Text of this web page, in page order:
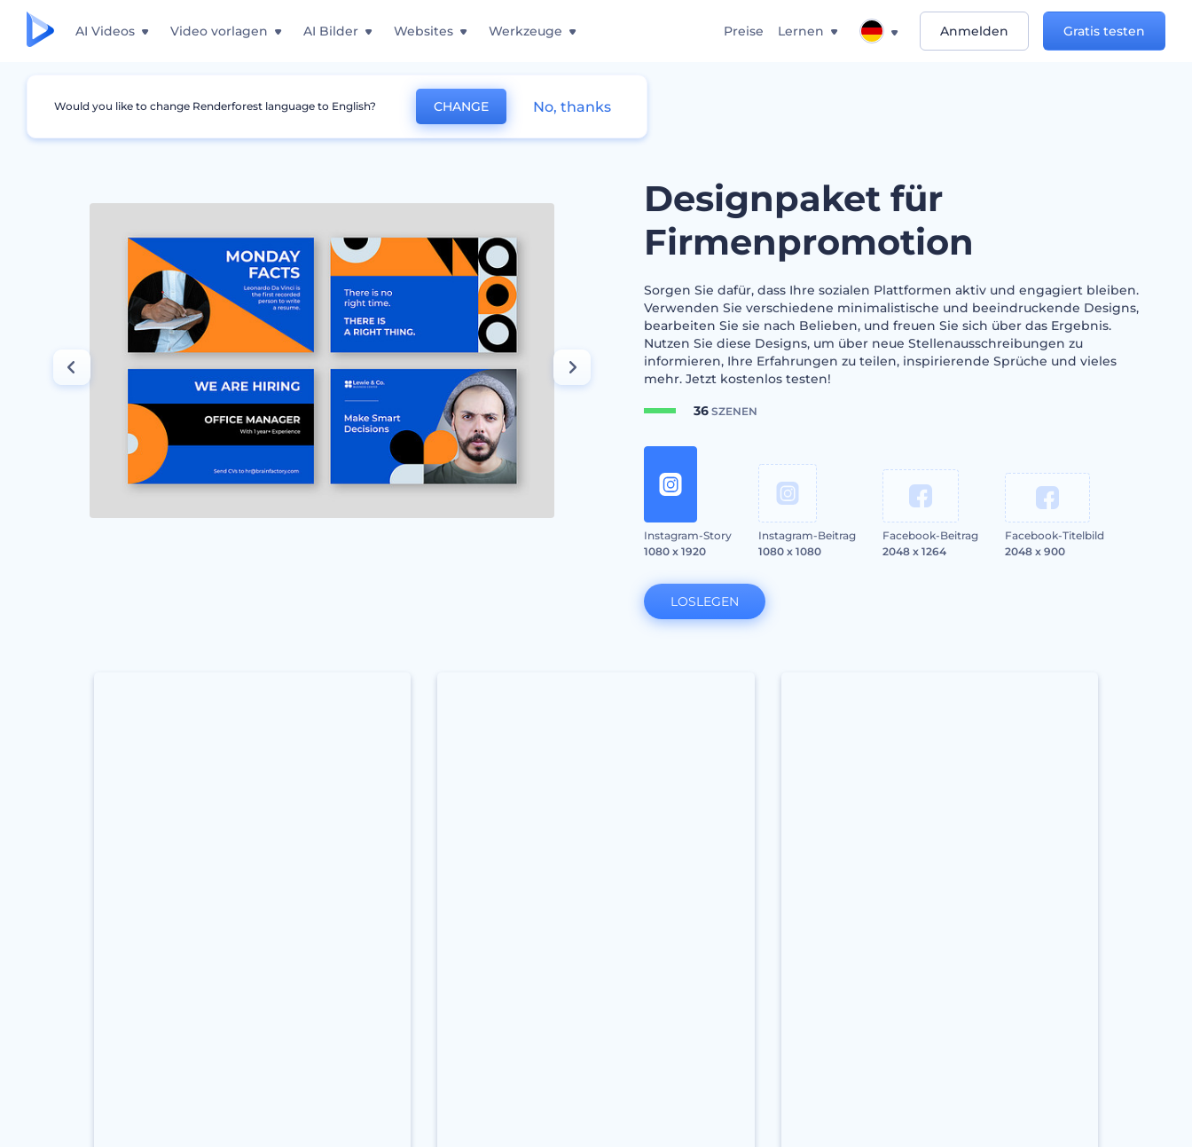
AI Videos Video vorlagen AI Bilder Websites Werkzeuge Preise Lernen Anmelden Gratis testen
Grafiken Instagram Story Designpaket für Firmenpromotion
Designpaket für
Firmenpromotion
Sorgen Sie dafür, dass Ihre sozialen Plattformen aktiv und engagiert bleiben.
Verwenden Sie verschiedene minimalistische und beeindruckende Designs,
bearbeiten Sie sie nach Belieben, und freuen Sie sich über das Ergebnis.
Nutzen Sie diese Designs, um über neue Stellenausschreibungen zu
informieren, Ihre Erfahrungen zu teilen, inspirierende Sprüche und vieles
mehr. Jetzt kostenlos testen!
36SZENEN
Instagram-Story
1080 x 1920
Instagram-Beitrag
1080 x 1080
Facebook-Beitrag
2048 x 1264
Facebook-Titelbild
2048 x 900
LOSLEGEN
Would you like to change Renderforest language to English? CHANGE No, thanks